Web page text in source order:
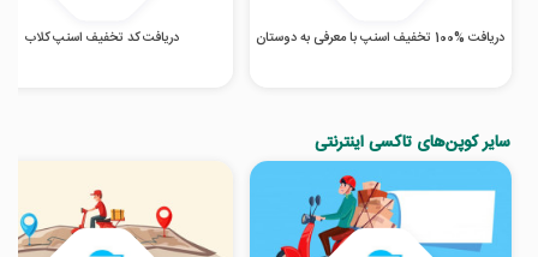
دریافت %100 تخفیف اسنپ با معرفی به دوستان دریافت کد تخفیف اسنپ کلاب
سایر کوپن‌های تاکسی اینترنتی